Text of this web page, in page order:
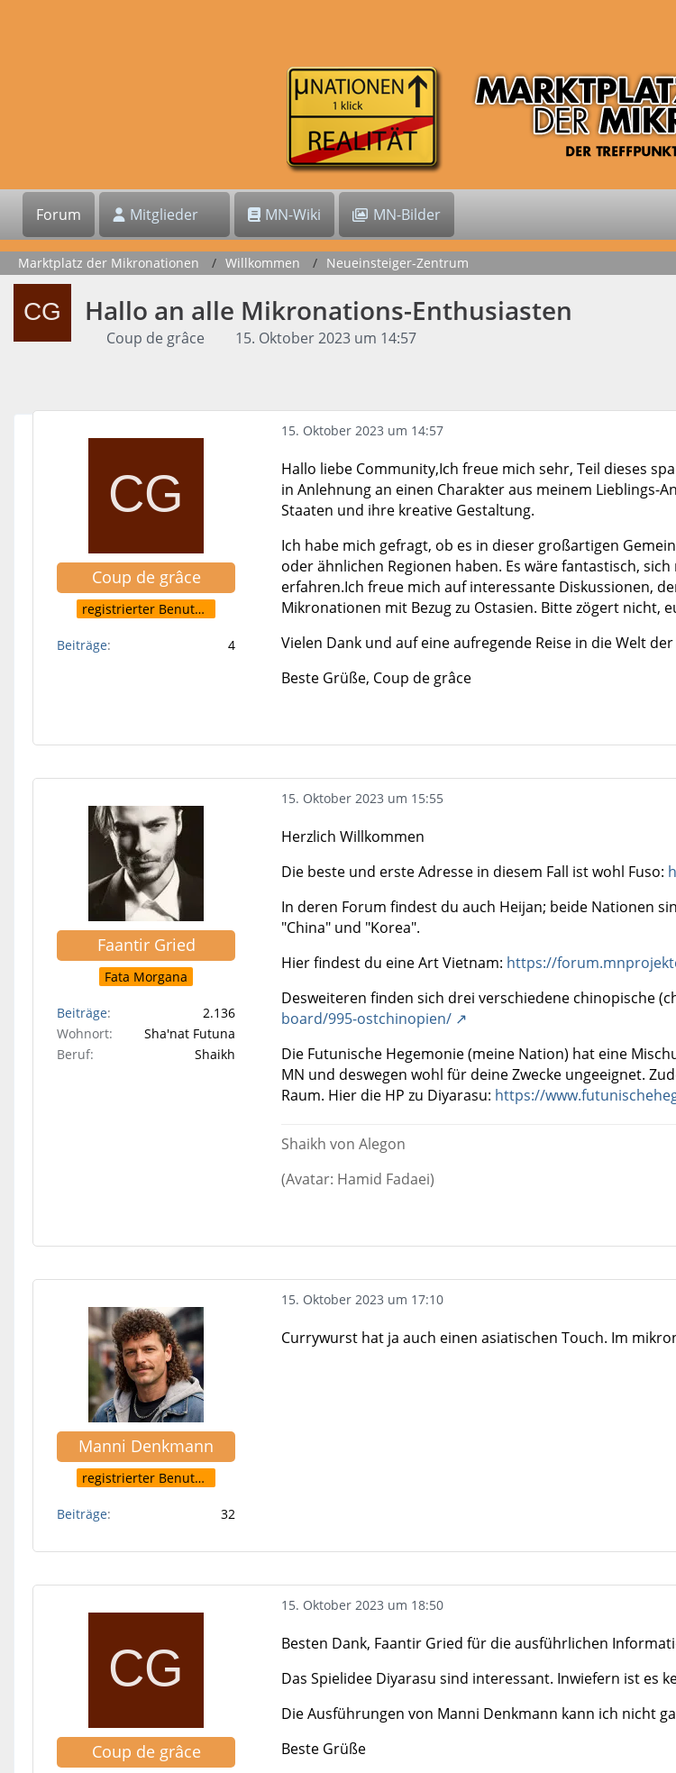
Forum Mitglieder MN-Wiki MN-Bilder
Marktplatz der Mikronationen Willkommen Neueinsteiger-Zentrum
Hallo an alle Mikronations-Enthusiasten
Coup de grâce 15. Oktober 2023 um 14:57
Coup de grâce
registrierter Benutzer
Beiträge 4
15. Oktober 2023 um 14:57
Hallo liebe Community,Ich freue mich sehr, Teil dieses
in Anlehnung an einen Charakter aus meinem Lieblings-
Staaten und ihre kreative Gestaltung.
Ich habe mich gefragt, ob es in dieser großartigen
oder ähnlichen Regionen haben. Es wäre fantastisch,
erfahren.Ich freue mich auf interessante Diskussionen,
Mikronationen mit Bezug zu Ostasien. Bitte zögert nicht,
Vielen Dank und auf eine aufregende Reise in die Welt
Beste Grüße, Coup de grâce
Faantir Gried
Fata Morgana
Beiträge
2.136
Wohnort
Sha'nat Futuna
Beruf
Shaikh
15. Oktober 2023 um 15:55
Herzlich Willkommen
Die beste und erste Adresse in diesem Fall ist wohl Fuso:
In deren Forum findest du auch Heijan; beide Nationen
"China" und "Korea".
Hier findest du eine Art Vietnam: https://
Desweiteren finden sich drei verschiedene chinopische
board/995-ostchinopien/
Die Futunische Hegemonie (meine Nation) hat eine
MN und deswegen wohl für deine Zwecke ungeeignet.
Raum. Hier die HP zu Diyarasu: https://
Shaikh von Alegon
(Avatar: Hamid Fadaei)
Manni Denkmann
registrierter Benutzer
Beiträge 32
15. Oktober 2023 um 17:10
Currywurst hat ja auch einen asiatischen Touch. Im
Coup de grâce
15. Oktober 2023 um 18:50
Besten Dank, Faantir Gried für die ausführlichen
Das Spielidee Diyarasu sind interessant. Inwiefern ist es
Die Ausführungen von Manni Denkmann kann ich nicht
Beste Grüße